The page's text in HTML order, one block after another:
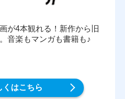
が4本観れる！新作から旧
音楽もマンガも書籍も♪
くはこちら